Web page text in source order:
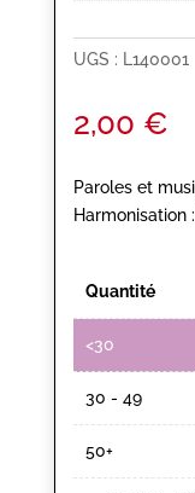
UGS : L140001
2,00 €
Paroles et
Harmonisation
Quantité
<30
30 - 49
50+